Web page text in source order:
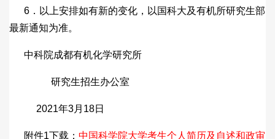
6．以上安排如有新的变化，以国科大及有机所研究生部
最新通知为准。
中科院成都有机化学研究所
研究生招生办公室
2021年3月18日
附件1下载： 中国科学院大学考生个人简历及自述和政审